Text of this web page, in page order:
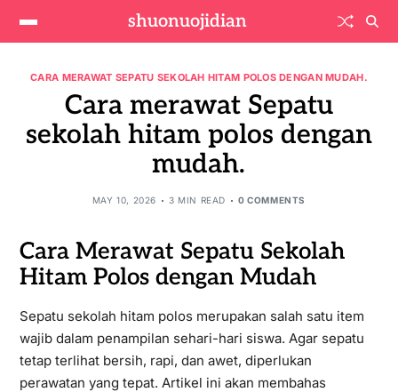
shuonuojidian
CARA MERAWAT SEPATU SEKOLAH HITAM POLOS DENGAN MUDAH.
Cara merawat Sepatu
sekolah hitam polos dengan
mudah.
MAY 10, 2026 3 MIN READ 0 COMMENTS
Cara Merawat Sepatu Sekolah
Hitam Polos dengan Mudah
Sepatu sekolah hitam polos merupakan salah satu item
wajib dalam penampilan sehari-hari siswa. Agar sepatu
tetap terlihat bersih, rapi, dan awet, diperlukan
perawatan yang tepat. Artikel ini akan membahas